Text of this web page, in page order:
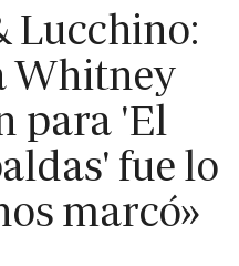
Lucchino:
Whitney
para 'El
fue lo
marcó»